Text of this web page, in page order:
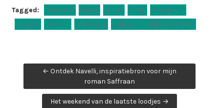
Tagged: abruzzo italia italië italy
literatuur
navelli
roman saffraan zafferano dell'Aquila DOP
Post ← Ontdek Navelli, inspiratiebron voor mijn
roman Saffraan
Het weekend van de laatste loodjes →